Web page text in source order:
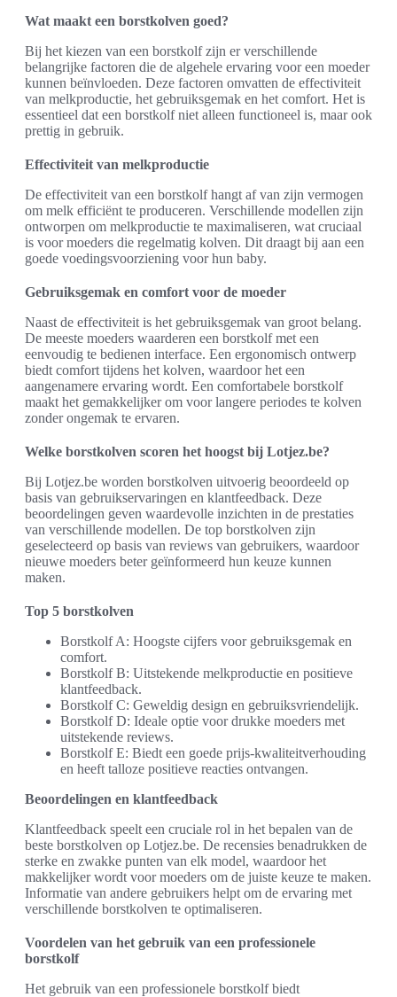
Wat maakt een borstkolven goed?
Bij het kiezen van een borstkolf zijn er verschillende
belangrijke factoren die de algehele ervaring voor een moeder
kunnen beïnvloeden. Deze factoren omvatten de effectiviteit
van melkproductie, het gebruiksgemak en het comfort. Het is
essentieel dat een borstkolf niet alleen functioneel is, maar ook
prettig in gebruik.
Effectiviteit van melkproductie
De effectiviteit van een borstkolf hangt af van zijn vermogen
om melk efficiënt te produceren. Verschillende modellen zijn
ontworpen om melkproductie te maximaliseren, wat cruciaal
is voor moeders die regelmatig kolven. Dit draagt bij aan een
goede voedingsvoorziening voor hun baby.
Gebruiksgemak en comfort voor de moeder
Naast de effectiviteit is het gebruiksgemak van groot belang.
De meeste moeders waarderen een borstkolf met een
eenvoudig te bedienen interface. Een ergonomisch ontwerp
biedt comfort tijdens het kolven, waardoor het een
aangenamere ervaring wordt. Een comfortabele borstkolf
maakt het gemakkelijker om voor langere periodes te kolven
zonder ongemak te ervaren.
Welke borstkolven scoren het hoogst bij Lotjez.be?
Bij Lotjez.be worden borstkolven uitvoerig beoordeeld op
basis van gebruikservaringen en klantfeedback. Deze
beoordelingen geven waardevolle inzichten in de prestaties
van verschillende modellen. De top borstkolven zijn
geselecteerd op basis van reviews van gebruikers, waardoor
nieuwe moeders beter geïnformeerd hun keuze kunnen
maken.
Top 5 borstkolven
Borstkolf A: Hoogste cijfers voor gebruiksgemak en
comfort.
Borstkolf B: Uitstekende melkproductie en positieve
klantfeedback.
Borstkolf C: Geweldig design en gebruiksvriendelijk.
Borstkolf D: Ideale optie voor drukke moeders met
uitstekende reviews.
Borstkolf E: Biedt een goede prijs-kwaliteitverhouding
en heeft talloze positieve reacties ontvangen.
Beoordelingen en klantfeedback
Klantfeedback speelt een cruciale rol in het bepalen van de
beste borstkolven op Lotjez.be. De recensies benadrukken de
sterke en zwakke punten van elk model, waardoor het
makkelijker wordt voor moeders om de juiste keuze te maken.
Informatie van andere gebruikers helpt om de ervaring met
verschillende borstkolven te optimaliseren.
Voordelen van het gebruik van een professionele
borstkolf
Het gebruik van een professionele borstkolf biedt